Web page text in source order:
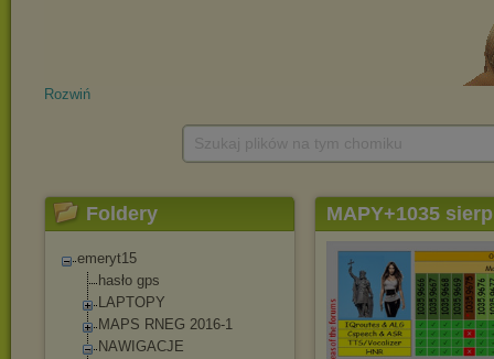
Rozwiń
Foldery
emeryt15
hasło gps
LAPTOPY
MAPS RNEG 2016-1
NAWIGACJE
MAPY+1035